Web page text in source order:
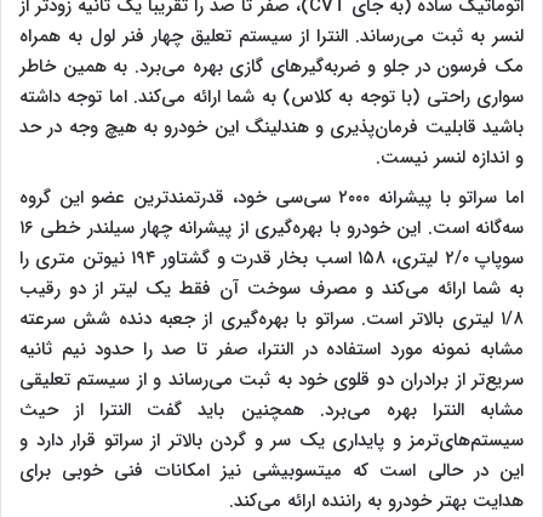
لنسر به ثبت می‌رساند. النترا از سیستم تعلیق چهار فنر لول به همراه
مک فرسون در جلو و ضربه‌گیرهای گازی بهره می‌برد. به همین خاطر
سواری راحتی (با توجه به کلاس) به شما ارائه می‌کند. اما توجه داشته
باشید قابلیت فرمان‌پذیری و هندلینگ این خودرو به هیچ وجه در حد
و اندازه لنسر نیست.
اما سراتو با پیشرانه ۲۰۰۰ سی‌سی خود، قدرتمندترین عضو این گروه
سه‌گانه است. این خودرو با بهره‌گیری از پیشرانه چهار سیلندر خطی ۱۶
سوپاپ ۲/۰ لیتری، ۱۵۸ اسب بخار قدرت و گشتاور ۱۹۴ نیوتن متری را
به شما ارائه می‌کند و مصرف سوخت آن فقط یک لیتر از دو رقیب
۱/۸ لیتری بالاتر است. سراتو با بهره‌گیری از جعبه دنده شش سرعته
مشابه نمونه مورد استفاده در النترا، صفر تا صد را حدود نیم ثانیه
سریع‌تر از برادران دو قلوی خود به ثبت می‌رساند و از سیستم تعلیقی
مشابه النترا بهره می‌برد. همچنین باید گفت النترا از حیث
سیستم‌های‌ترمز و پایداری یک سر و گردن بالاتر از سراتو قرار دارد و
این در حالی است که میتسوبیشی نیز امکانات فنی خوبی برای
هدایت بهتر خودرو به راننده ارائه می‌کند.